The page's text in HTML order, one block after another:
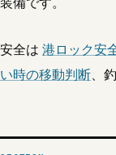
安全は 港ロック安
い時の移動判断、